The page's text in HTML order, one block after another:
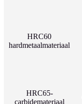
HRC60
hardmetaalmateriaal
HRC65-
carbidemateriaal